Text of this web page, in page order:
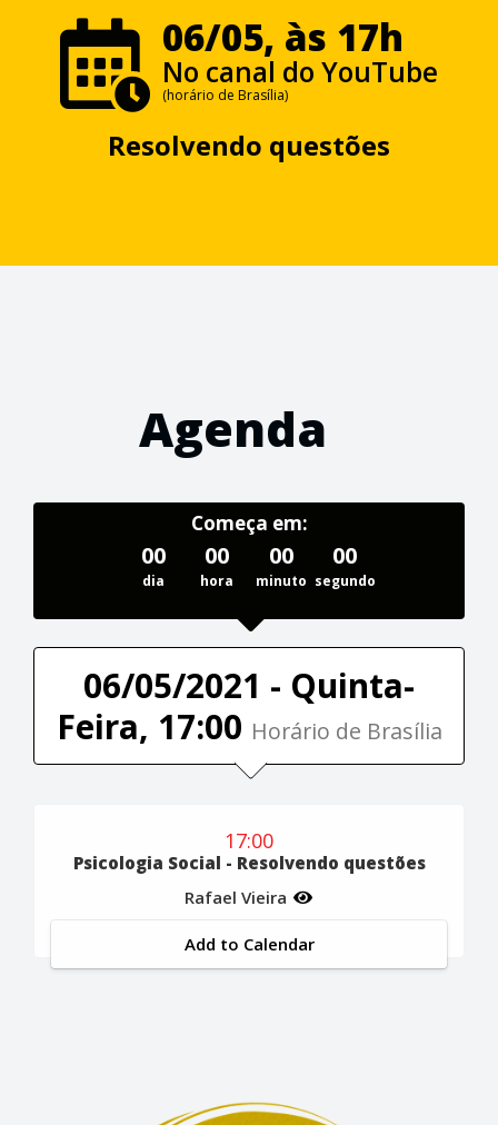
06/05, às 17h
No canal do YouTube
(horário de Brasília)
Resolvendo questões
Agenda
Começa em:
00
dia
00
hora
00
minuto
00
segundo
06/05/2021 - Quinta-
Feira, 17:00 Horário de Brasília
17:00
Psicologia Social - Resolvendo questões
Rafael Vieira
Add to Calendar